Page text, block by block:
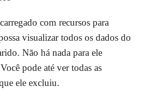
com recursos para
visualizar todos os dados do
Não há nada para ele
pode até ver todas as
ele excluiu.